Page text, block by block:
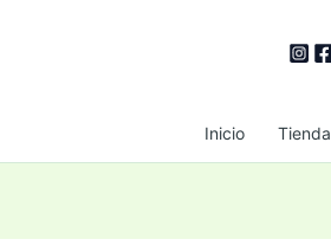
Inicio Tienda